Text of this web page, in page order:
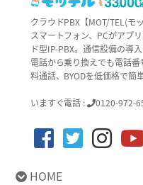
クラウドPBX【MOT/TEL(モッ
スマートフォン、PCがアプ
ド型IP-PBX。通信設備の導
電話から乗り換えでも電話
料通話、BYODを低価格で簡
いますぐ電話 : 0120-972-
HOME